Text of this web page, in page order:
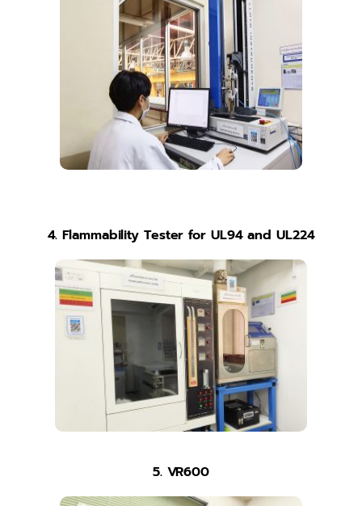
4. Flammability Tester for UL94 and UL224
5. VR600